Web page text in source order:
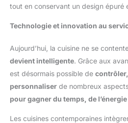
tout en conservant un design épuré
Technologie et innovation au
Aujourd’hui, la cuisine ne se
devient intelligente. Grâce aux
est désormais possible de
personnaliser de nombreux
pour gagner du temps, de
Les cuisines contemporaines